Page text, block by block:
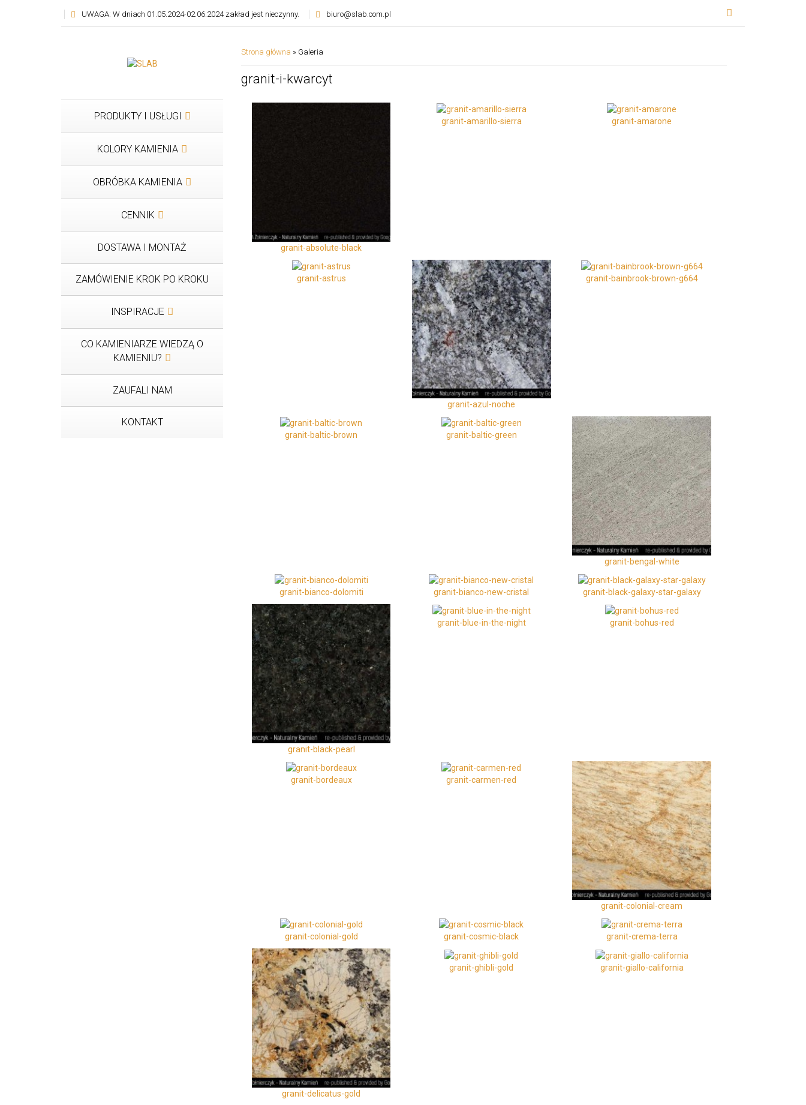
UWAGA: W dniach 01.05.2024-02.06.2024 zakład jest nieczynny. biuro@slab.com.pl
PRODUKTY I USŁUGI
KOLORY KAMIENIA
OBRÓBKA KAMIENIA
CENNIK
DOSTAWA I MONTAŻ
ZAMÓWIENIE KROK PO KROKU
INSPIRACJE
CO KAMIENIARZE WIEDZĄ O
KAMIENIU?
ZAUFALI NAM
KONTAKT
Strona główna » Galeria
granit-i-kwarcyt
granit-absolute-black
granit-amarillo-sierra granit-amarone
granit-astrus
granit-azul-noche
granit-bainbrook-brown-g664
granit-baltic-brown granit-baltic-green
granit-bengal-white
granit-bianco-dolomiti granit-bianco-new-cristal granit-black-galaxy-star-galaxy
granit-black-pearl
granit-blue-in-the-night granit-bohus-red
granit-bordeaux granit-carmen-red
granit-colonial-cream
granit-colonial-gold granit-cosmic-black granit-crema-terra
granit-delicatus-gold
granit-ghibli-gold granit-giallo-california